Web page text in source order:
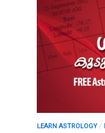
LEARN ASTROLOGY /